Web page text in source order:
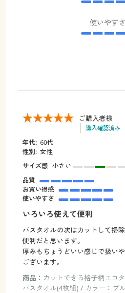
使いやすさ
ご購入者様
購入確認済み
年代: 60代
性別: 女性
サイズ感 小さい
品質
お買い得感
使いやすさ
いろいろ使えて便利
バスタオルの次はカットして掃
便利だと思います。
厚みもちょうどいい感じで扱い
ございます。
商品： カットできる格子柄エコ
バスタオル(4枚組) / カラー：ブル